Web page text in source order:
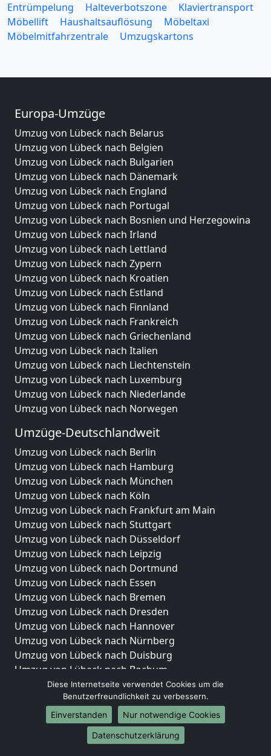
Entrümpelung
Halteverbotszone
Klaviertransport
Möbellift
Haushaltsauflösung
Möbeltaxi
Möbelmitfahrzentrale
Umzugskartons
Europa-Umzüge
Umzug von Lübeck nach Belarus
Umzug von Lübeck nach Belgien
Umzug von Lübeck nach Bulgarien
Umzug von Lübeck nach Dänemark
Umzug von Lübeck nach England
Umzug von Lübeck nach Portugal
Umzug von Lübeck nach Bosnien und Herzegowina
Umzug von Lübeck nach Irland
Umzug von Lübeck nach Lettland
Umzug von Lübeck nach Zypern
Umzug von Lübeck nach Kroatien
Umzug von Lübeck nach Estland
Umzug von Lübeck nach Finnland
Umzug von Lübeck nach Frankreich
Umzug von Lübeck nach Griechenland
Umzug von Lübeck nach Italien
Umzug von Lübeck nach Liechtenstein
Umzug von Lübeck nach Luxemburg
Umzug von Lübeck nach Niederlande
Umzug von Lübeck nach Norwegen
Umzüge-Deutschlandweit
Umzug von Lübeck nach Berlin
Umzug von Lübeck nach Hamburg
Umzug von Lübeck nach München
Umzug von Lübeck nach Köln
Umzug von Lübeck nach Frankfurt am Main
Umzug von Lübeck nach Stuttgart
Umzug von Lübeck nach Düsseldorf
Umzug von Lübeck nach Leipzig
Umzug von Lübeck nach Dortmund
Umzug von Lübeck nach Essen
Umzug von Lübeck nach Bremen
Umzug von Lübeck nach Dresden
Umzug von Lübeck nach Hannover
Umzug von Lübeck nach Nürnberg
Umzug von Lübeck nach Duisburg
Umzug von Lübeck nach Bochum
Umzug von Lübeck nach Wuppertal
Umzug von Lübeck nach Bielefeld
Umzug von Lübeck nach Bonn
Umzug von Lübeck nach Münster
Diese Internetseite verwendet Cookies um die
Benutzerfreundlichkeit zu verbessern.
Einverstanden
Nur notwendige Cookies
Datenschutzerklärung